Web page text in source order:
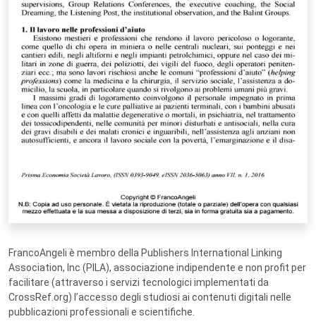
FrancoAngeli è membro della Publishers International Linking
Association, Inc (PILA), associazione indipendente e non profit per
facilitare (attraverso i servizi tecnologici implementati da
CrossRef.org) l’accesso degli studiosi ai contenuti digitali nelle
pubblicazioni professionali e scientifiche.